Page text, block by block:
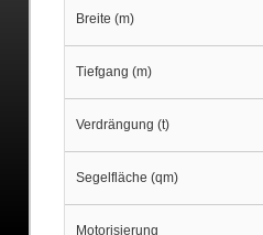
Breite (m)
Tiefgang (m)
Verdrängung (t)
Segelfläche (qm)
Motorisierung